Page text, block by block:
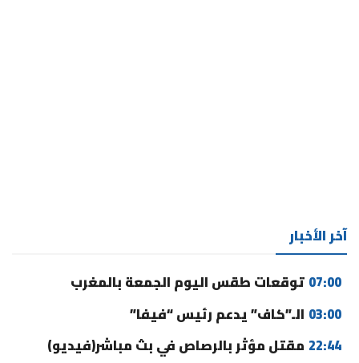
آخر الأخبار
07:00 توقعات طقس اليوم الجمعة بالمغرب
03:00 الـ”كاف” يدعم رئيس “فيفا”
22:44 مقتل مؤثر بالرصاص في بث مباشر(فيديو)